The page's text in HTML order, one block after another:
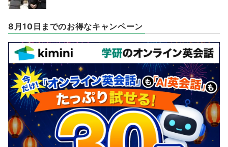
8月10日までのお得なキャンペーン